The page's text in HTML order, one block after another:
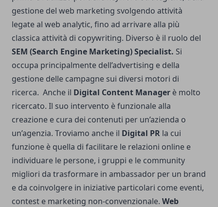
gestione del web marketing svolgendo attività
legate al web analytic, fino ad arrivare alla più
classica attività di copywriting. Diverso è il ruolo del
SEM (Search Engine Marketing) Specialist. Si
occupa principalmente dell’advertising e della
gestione delle campagne sui diversi motori di
ricerca. Anche il Digital Content Manager è molto
ricercato. Il suo intervento è funzionale alla
creazione e cura dei contenuti per un’azienda o
un’agenzia. Troviamo anche il Digital PR la cui
funzione è quella di facilitare le relazioni online e
individuare le persone, i gruppi e le community
migliori da trasformare in ambassador per un brand
e da coinvolgere in iniziative particolari come eventi,
contest e marketing non-convenzionale. Web